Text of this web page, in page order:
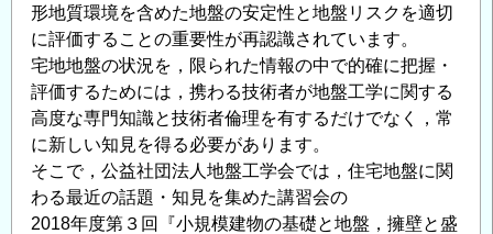
価
に
関
す
る
最
近
の
形地質環境を含めた地盤の安定性と地盤リスクを適切
に評価することの重要性が再認識されています。
宅地地盤の状況を，限られた情報の中で的確に把握・
評価するためには，携わる技術者が地盤工学に関する
高度な専門知識と技術者倫理を有するだけでなく，常
に新しい知見を得る必要があります。
そこで，公益社団法人地盤工学会では，住宅地盤に関
わる最近の話題・知見を集めた講習会の
2018年度第３回『小規模建物の基礎と地盤，擁壁と盛